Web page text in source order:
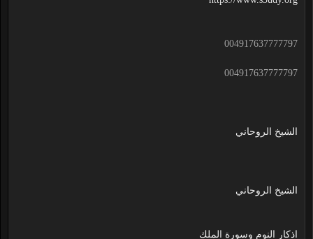
004917637777797
004917637777797
الشيخ الروحاني
الشيخ الروحاني
اذكار النوم وسورة الملك